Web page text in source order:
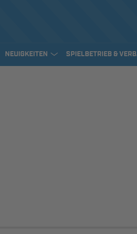
NEUIGKEITEN SPIELBETRIEB &